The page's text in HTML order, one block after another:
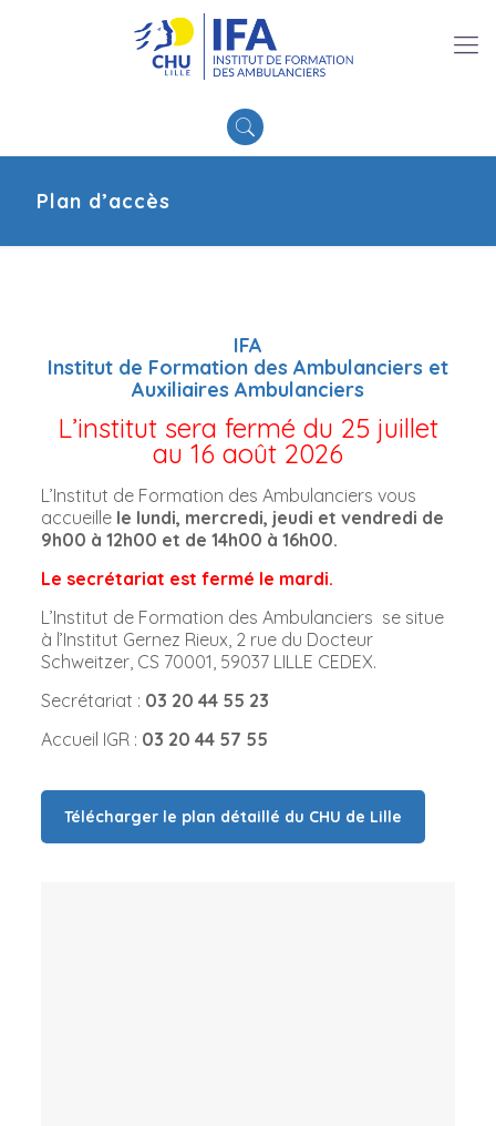
Plan d’accès
IFA
Institut de Formation des Ambulanciers et
Auxiliaires Ambulanciers
L’institut sera fermé du 25 juillet
au 16 août 2026
L’Institut de Formation des Ambulanciers vous
accueillele lundi, mercredi, jeudi et vendredi de
9h00 à 12h00 et de 14h00 à 16h00.
Le secrétariat est fermé le mardi.
L’Institut de Formation des Ambulanciers se situe
à l’Institut Gernez Rieux, 2 rue du Docteur
Schweitzer, CS 70001, 59037 LILLE CEDEX.
Secrétariat : 03 20 44 55 23
Accueil IGR : 03 20 44 57 55
Télécharger le plan détaillé du CHU de Lille